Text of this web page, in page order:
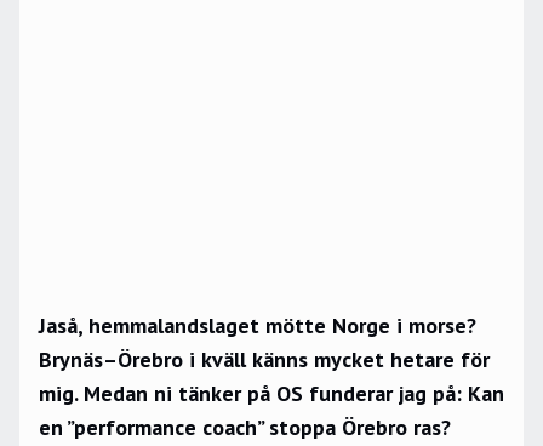
Jaså, hemmalandslaget mötte Norge i morse?
Brynäs–Örebro i kväll känns mycket hetare för
mig. Medan ni tänker på OS funderar jag på: Kan
en ”performance coach” stoppa Örebro ras?